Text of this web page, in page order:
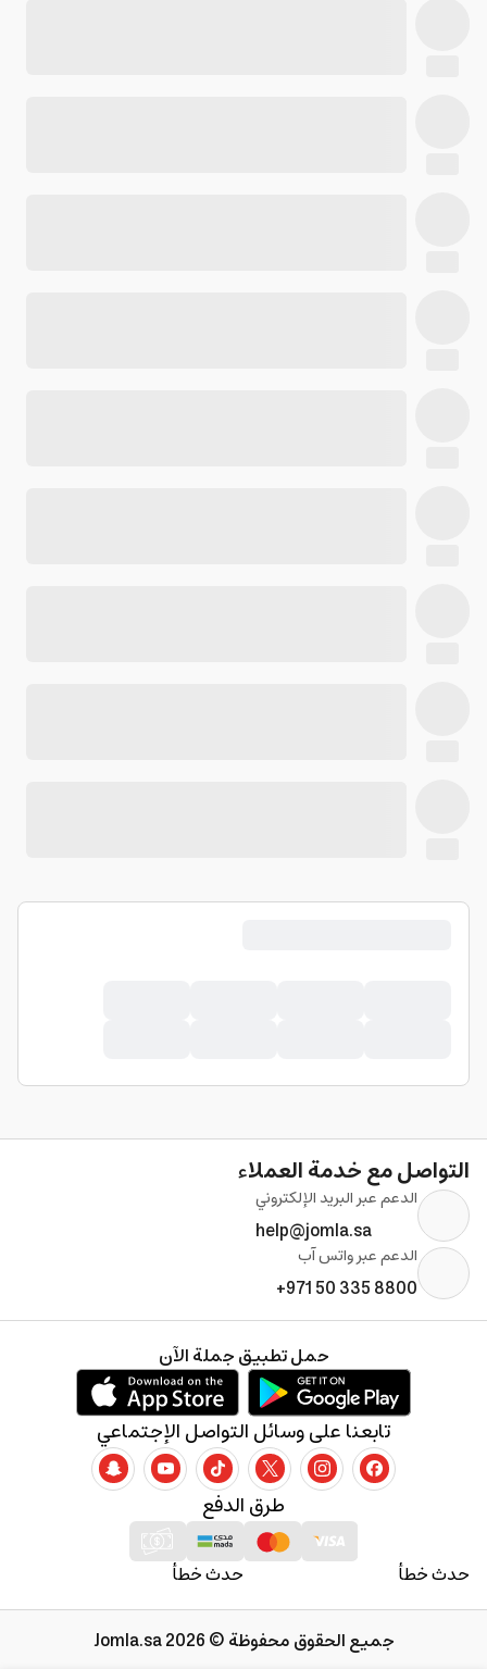
التواصل مع خدمة العملاء
الدعم عبر البريد الإلكتروني
help@jomla.sa
الدعم عبر واتس آب
+971 50 335 8800
حدث خطأ حدث خطأ
طرق الدفع
تابعنا على وسائل التواصل الإجتماعي
حمل تطبيق جملة الآن
جميع الحقوق محفوظة © 2026 Jomla.sa